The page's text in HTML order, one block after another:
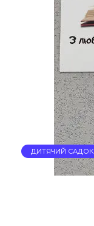
ДИТЯЧИЙ САДОК